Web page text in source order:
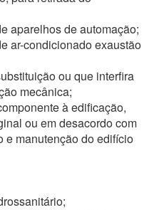
aparelhos de automação;
ar-condicionado exaustão
ou que interfira
mecânica;
à edificação,
ou em desacordo com
e manutenção do edifício